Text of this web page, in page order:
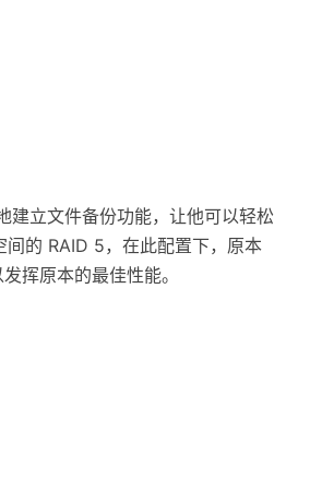
建立文件备份功能，让他可以轻松
的 RAID 5，在此配置下，原本
挥原本的最佳性能。